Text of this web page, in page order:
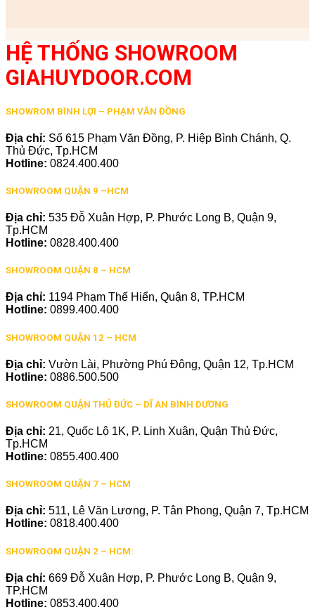
HỆ THỐNG SHOWROOM
GIAHUYDOOR.COM
SHOWROM BÌNH LỢI – PHẠM VĂN ĐỒNG
Địa chỉ: Số 615 Phạm Văn Đồng, P. Hiệp Bình Chánh, Q.
Thủ Đức, Tp.HCM
Hotline: 0824.400.400
SHOWROOM QUẬN 9 –HCM
Địa chỉ: 535 Đỗ Xuân Hợp, P. Phước Long B, Quận 9,
Tp.HCM
Hotline: 0828.400.400
SHOWROOM QUẬN 8 – HCM
Địa chỉ: 1194 Phạm Thế Hiển, Quận 8, TP.HCM
Hotline: 0899.400.400
SHOWROOM QUẬN 12 – HCM
Địa chỉ: Vườn Lài, Phường Phú Đông, Quận 12, Tp.HCM
Hotline: 0886.500.500
SHOWROOM QUẬN THỦ ĐỨC – DĨ AN BÌNH DƯƠNG
Địa chỉ: 21, Quốc Lộ 1K, P. Linh Xuân, Quận Thủ Đức,
Tp.HCM
Hotline: 0855.400.400
SHOWROOM QUẬN 7 – HCM
Địa chỉ: 511, Lê Văn Lương, P. Tân Phong, Quận 7, Tp.HCM
Hotline: 0818.400.400
SHOWROOM QUẬN 2 – HCM:
Địa chỉ: 669 Đỗ Xuân Hợp, P. Phước Long B, Quận 9,
TP.HCM
Hotline: 0853.400.400